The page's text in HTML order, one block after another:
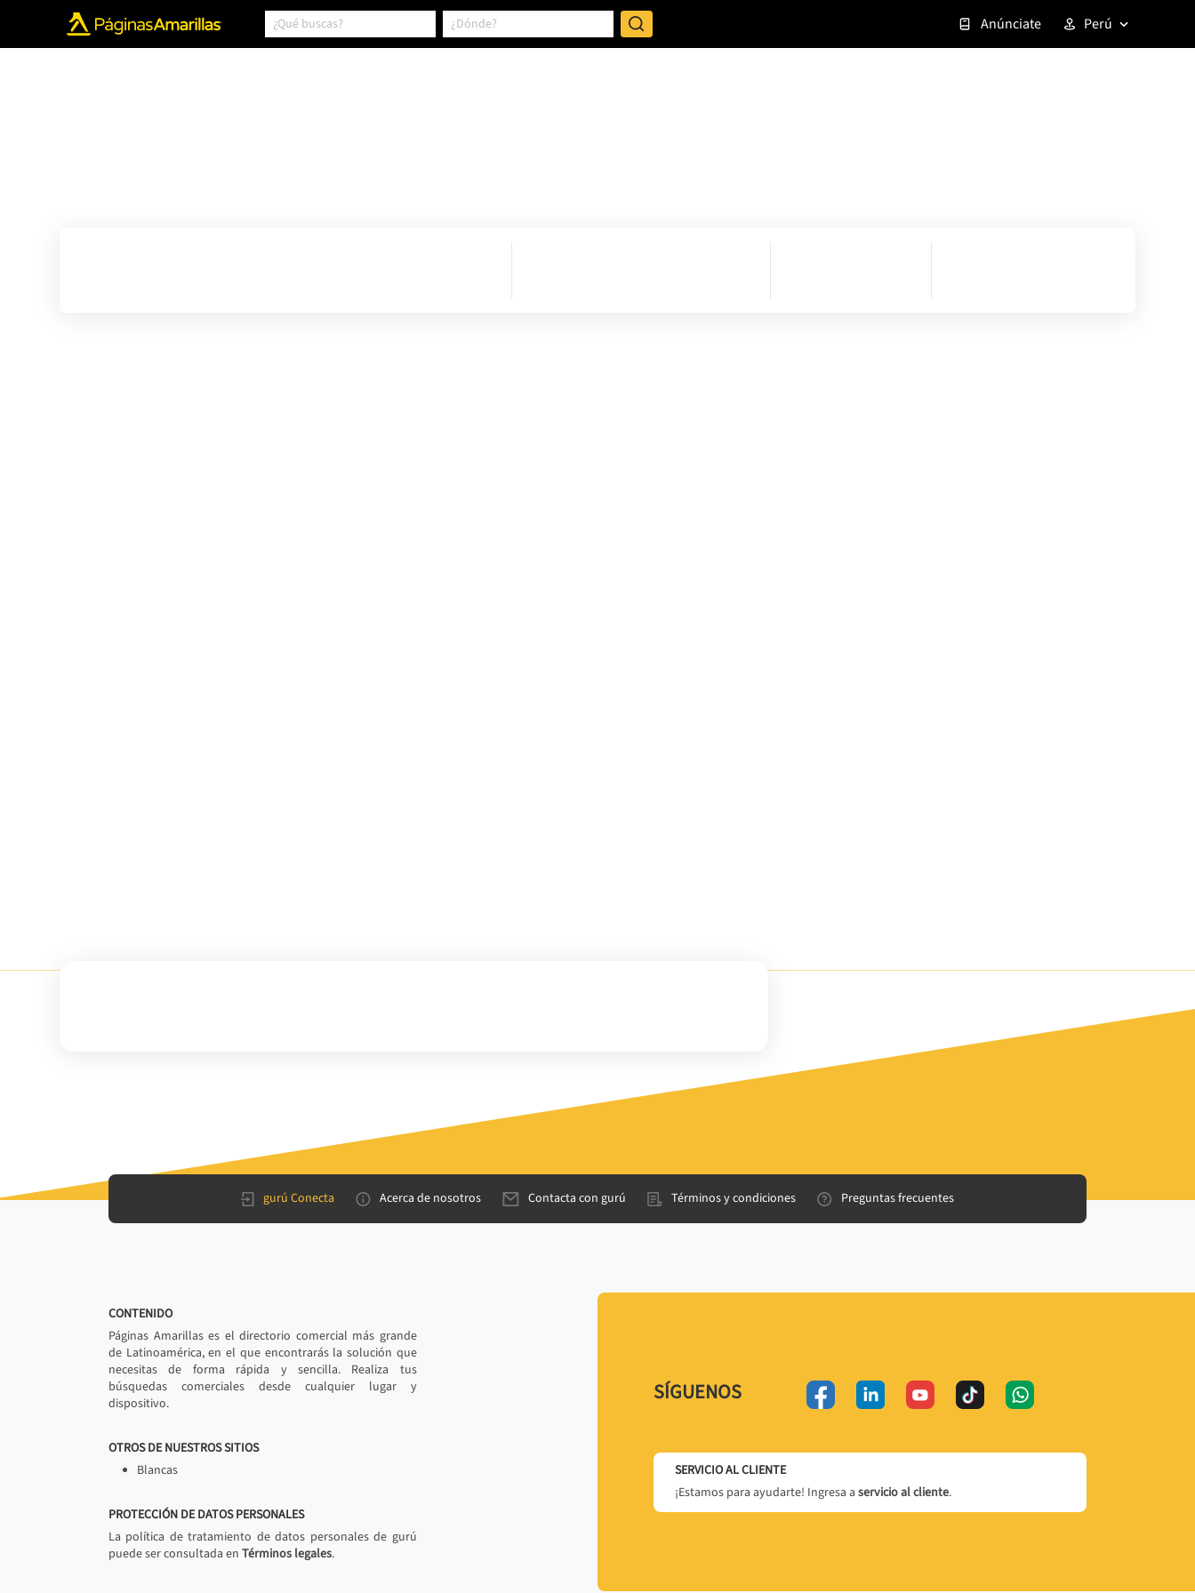
Anúnciate Perú
gurú Conecta Acerca de nosotros Contacta con gurú Términos y condiciones Preguntas frecuentes
CONTENIDO
Páginas Amarillas es el directorio comercial más grande
de Latinoamérica, en el que encontrarás la solución que
necesitas de forma rápida y sencilla. Realiza tus
búsquedas comerciales desde cualquier lugar y
dispositivo.
OTROS DE NUESTROS SITIOS
Blancas
PROTECCIÓN DE DATOS PERSONALES
La política de tratamiento de datos personales de gurú
puede ser consultada en Términos legales.
SÍGUENOS
SERVICIO AL CLIENTE
¡Estamos para ayudarte! Ingresa a servicio al cliente.